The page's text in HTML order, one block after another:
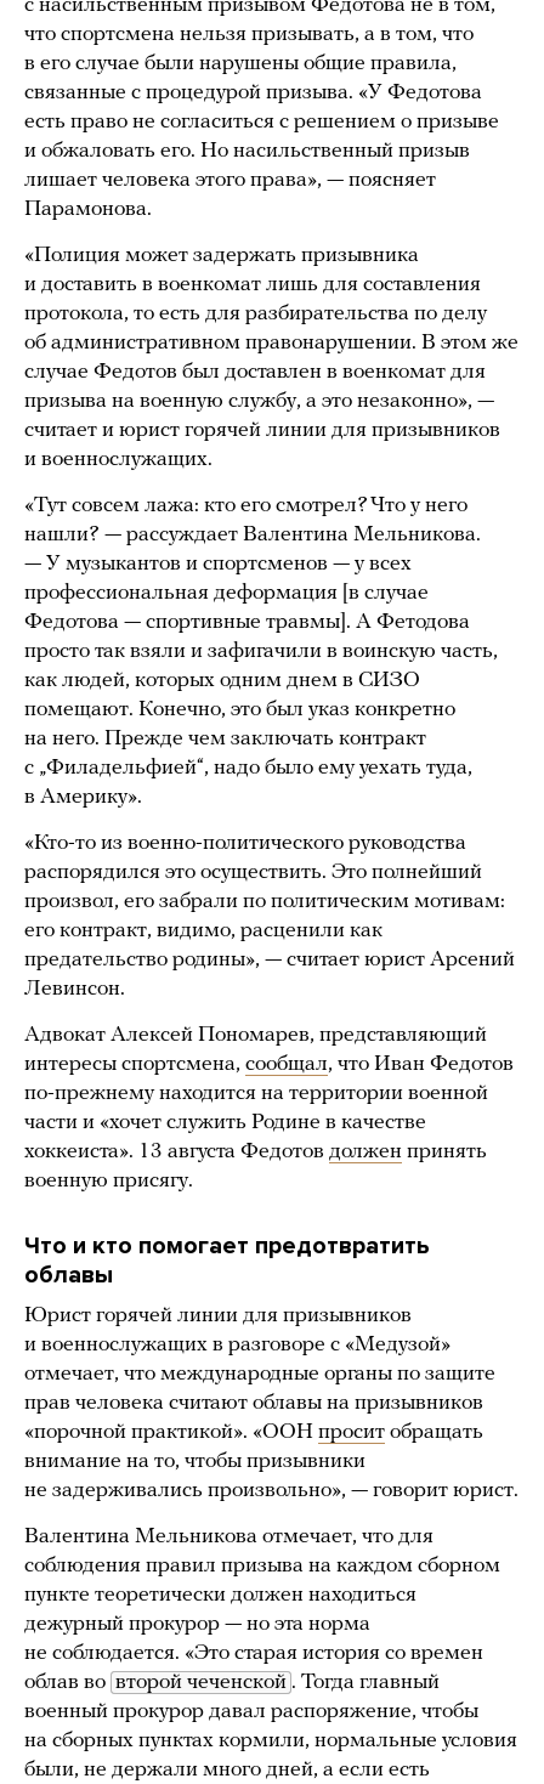
с насильственным призывом Федотова не в том,
что спортсмена нельзя призывать, а в том, что
в его случае были нарушены общие правила,
связанные с процедурой призыва. «У Федотова
есть право не согласиться с решением о призыве
и обжаловать его. Но насильственный призыв
лишает человека этого права», — поясняет
Парамонова.
«Полиция может задержать призывника
и доставить в военкомат лишь для составления
протокола, то есть для разбирательства по делу
об административном правонарушении. В этом же
случае Федотов был доставлен в военкомат для
призыва на военную службу, а это незаконно», —
считает и юрист горячей линии для призывников
и военнослужащих.
«Тут совсем лажа: кто его смотрел? Что у него
нашли? — рассуждает Валентина Мельникова.
— У музыкантов и спортсменов — у всех
профессиональная деформация [в случае
Федотова — спортивные травмы]. А Фетодова
просто так взяли и зафигачили в воинскую часть,
как людей, которых одним днем в СИЗО
помещают. Конечно, это был указ конкретно
на него. Прежде чем заключать контракт
с „Филадельфией“, надо было ему уехать туда,
в Америку».
«Кто-то из военно-политического руководства
распорядился это осуществить. Это полнейший
произвол, его забрали по политическим мотивам:
его контракт, видимо, расценили как
предательство родины», — считает юрист Арсений
Левинсон.
Адвокат Алексей Пономарев, представляющий
интересы спортсмена, сообщал, что Иван Федотов
по-прежнему находится на территории военной
части и «хочет служить Родине в качестве
хоккеиста». 13 августа Федотов должен принять
военную присягу.
Что и кто помогает предотвратить
облавы
Юрист горячей линии для призывников
и военнослужащих в разговоре с «Медузой»
отмечает, что международные органы по защите
прав человека считают облавы на призывников
«порочной практикой». «ООН просит обращать
внимание на то, чтобы призывники
не задерживались произвольно», — говорит юрист.
Валентина Мельникова отмечает, что для
соблюдения правил призыва на каждом сборном
пункте теоретически должен находиться
дежурный прокурор — но эта норма
не соблюдается. «Это старая история со времен
облав во второй чеченской . Тогда главный
военный прокурор давал распоряжение, чтобы
на сборных пунктах кормили, нормальные условия
были, не держали много дней, а если есть